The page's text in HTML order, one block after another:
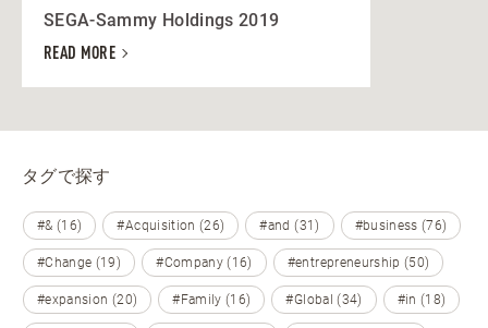
SEGA-Sammy Holdings 2019
READ MORE
タグで探す
#& (16) #Acquisition (26) #and (31) #business (76)
#Change (19) #Company (16) #entrepreneurship (50)
#expansion (20) #Family (16) #Global (34) #in (18)